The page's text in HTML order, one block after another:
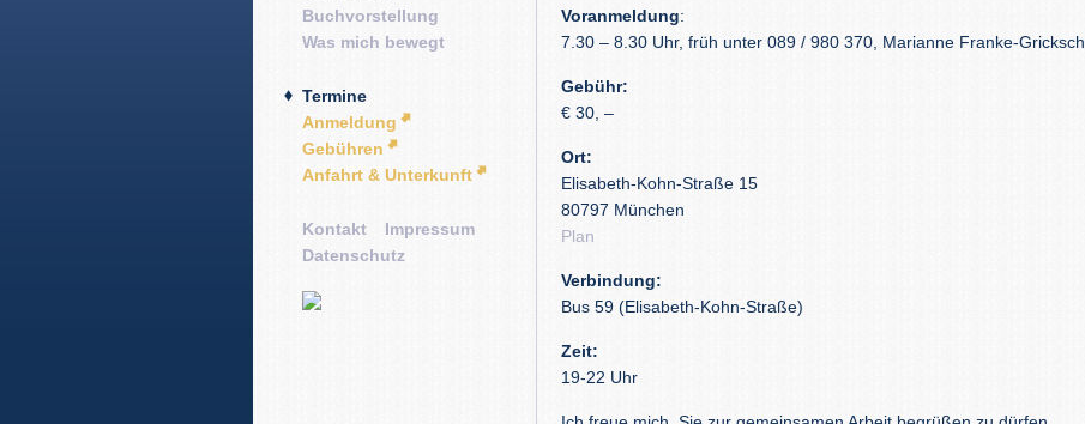
Buchvorstellung
Was mich bewegt
Termine
Anmeldung
Gebühren
Anfahrt & Unterkunft
Kontakt
Impressum
Datenschutz
Voranmeldung:
7.30 – 8.30 Uhr, früh unter 089 / 980 370, Marianne Franke-Gricksch
Gebühr:
€ 30, –
Ort:
Elisabeth-Kohn-Straße 15
80797 München
Plan
Verbindung:
Bus 59 (Elisabeth-Kohn-Straße)
Zeit:
19-22 Uhr